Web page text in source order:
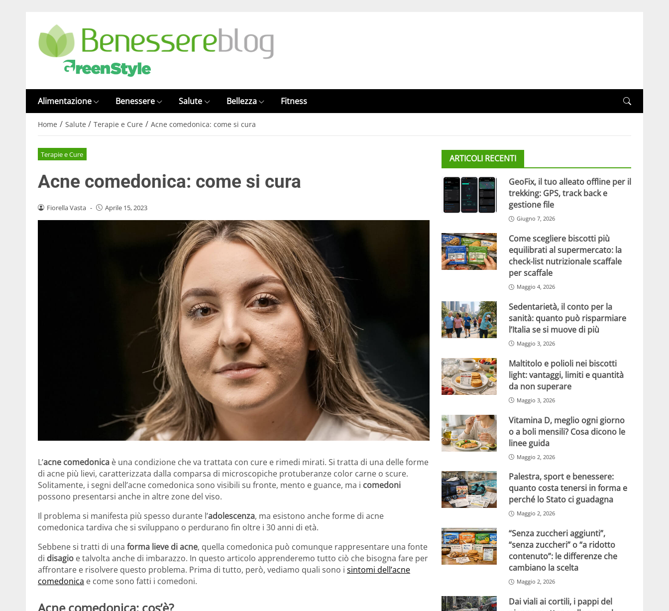
Alimentazione Benessere Salute Bellezza Fitness
Home / Salute / Terapie e Cure / Acne comedonica: come si cura
Terapie e Cure
Acne comedonica: come si cura
Fiorella Vasta - Aprile 15, 2023
L’acne comedonica è una condizione che va trattata con cure e rimedi mirati. Si tratta di una delle forme
di acne più lievi, caratterizzata dalla comparsa di microscopiche protuberanze color carne o scure.
Solitamente, i segni dell’acne comedonica sono visibili su fronte, mento e guance, ma i comedoni
possono presentarsi anche in altre zone del viso.
Il problema si manifesta più spesso durante l’adolescenza, ma esistono anche forme di acne
comedonica tardiva che si sviluppano o perdurano fin oltre i 30 anni di età.
Sebbene si tratti di una forma lieve di acne, quella comedonica può comunque rappresentare una fonte
di disagio e talvolta anche di imbarazzo. In questo articolo apprenderemo tutto ciò che bisogna fare per
affrontare e risolvere questo problema. Prima di tutto, però, vediamo quali sono i sintomi dell’acne
comedonica e come sono fatti i comedoni.
Acne comedonica: cos’è?
ARTICOLI RECENTI
GeoFix, il tuo alleato offline per il
trekking: GPS, track back e
gestione file
Giugno 7, 2026
Come scegliere biscotti più
equilibrati al supermercato: la
check-list nutrizionale scaffale
per scaffale
Maggio 4, 2026
Sedentarietà, il conto per la
sanità: quanto può risparmiare
l’Italia se si muove di più
Maggio 3, 2026
Maltitolo e polioli nei biscotti
light: vantaggi, limiti e quantità
da non superare
Maggio 3, 2026
Vitamina D, meglio ogni giorno
o a boli mensili? Cosa dicono le
linee guida
Maggio 2, 2026
Palestra, sport e benessere:
quanto costa tenersi in forma e
perché lo Stato ci guadagna
Maggio 2, 2026
“Senza zuccheri aggiunti”,
“senza zuccheri” o “a ridotto
contenuto”: le differenze che
cambiano la scelta
Maggio 2, 2026
Dai viali ai cortili, i pappi del